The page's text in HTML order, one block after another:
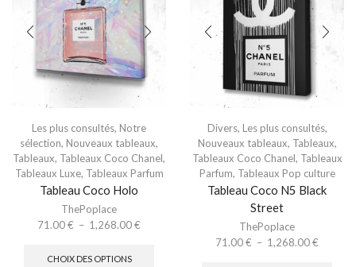
Les plus consultés, Notre
sélection, Nouveaux tableaux,
Tableaux, Tableaux Coco Chanel,
Tableaux Luxe, Tableaux Parfum
Tableau Coco Holo
ThePoplace
71.00€ – 1,268.00€
CHOIX DES OPTIONS
Divers, Les plus consultés,
Nouveaux tableaux, Tableaux,
Tableaux Coco Chanel, Tableaux
Parfum, Tableaux Pop culture
Tableau Coco N5 Black
Street
ThePoplace
71.00€ – 1,268.00€